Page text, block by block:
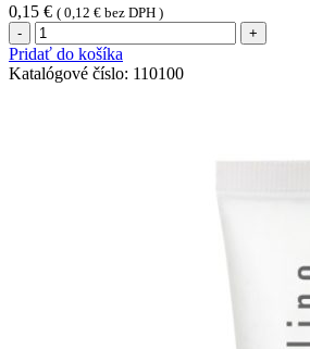
0,15 € ( 0,12 € bez DPH )
množstvo
Sada
na
šitie
Pridať do košíka
Katalógové číslo: 110100